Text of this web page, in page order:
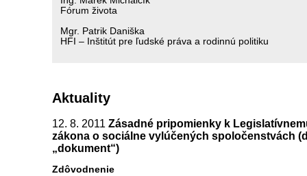
Fórum života
Mgr. Patrik Daniška
HFI – Inštitút pre ľudské práva a rodinnú politiku
Aktuality
12. 8. 2011 Zásadné pripomienky k
zákona o sociálne vylúčených spoločenstvách
„dokument“)
Zdôvodnenie